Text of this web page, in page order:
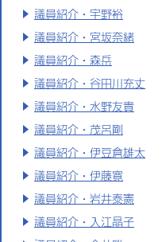
議員紹介・宇野裕
議員紹介・宮坂奈緒
議員紹介・森岳
議員紹介・谷田川充丈
議員紹介・水野友貴
議員紹介・茂呂剛
議員紹介・伊豆倉雄太
議員紹介・伊藤寛
議員紹介・岩井泰憲
議員紹介・入江晶子